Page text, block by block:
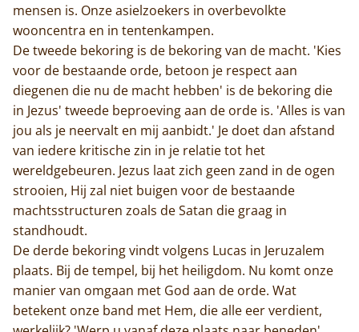
mensen is. Onze asielzoekers in overbevolkte
wooncentra en in tentenkampen.
De tweede bekoring is de bekoring van de macht. 'Kies
voor de bestaande orde, betoon je respect aan
diegenen die nu de macht hebben' is de bekoring die
in Jezus' tweede beproeving aan de orde is. 'Alles is van
jou als je neervalt en mij aanbidt.' Je doet dan afstand
van iedere kritische zin in je relatie tot het
wereldgebeuren. Jezus laat zich geen zand in de ogen
strooien, Hij zal niet buigen voor de bestaande
machtsstructuren zoals de Satan die graag in
standhoudt.
De derde bekoring vindt volgens Lucas in Jeruzalem
plaats. Bij de tempel, bij het heiligdom. Nu komt onze
manier van omgaan met God aan de orde. Wat
betekent onze band met Hem, die alle eer verdient,